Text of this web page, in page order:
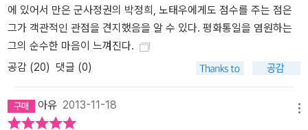
에 있어서 만은 군사정권의 박정희, 노태우에게도 점수를 주는 점은
그가 객관적인 관점을 견지했음을 알 수 있다. 평화통일을 염원하는
그의 순수한 마음이 느껴진다.
공감 (20) 댓글 (0)
아유 2013-11-18